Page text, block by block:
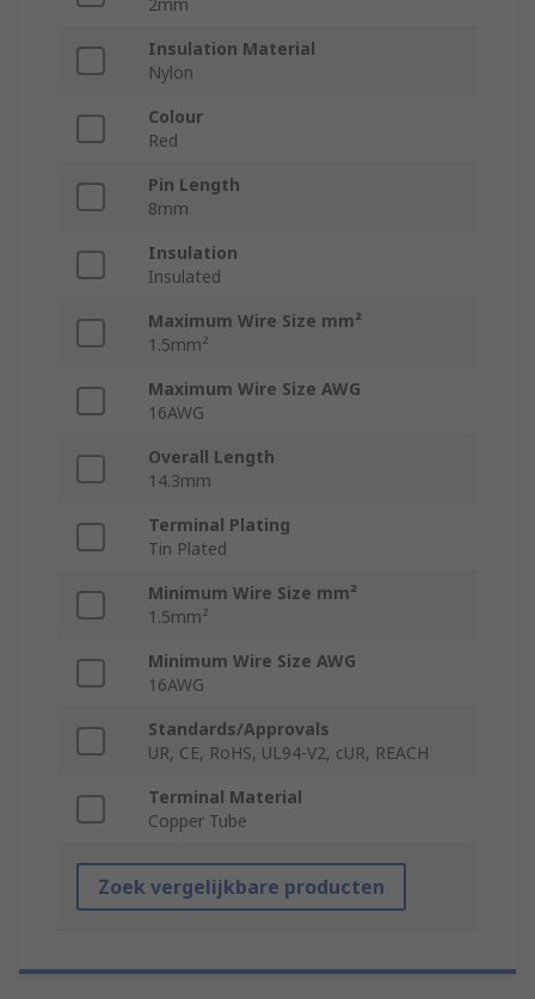
2mm
Insulation Material
Nylon
Colour
Red
Pin Length
8mm
Insulation
Insulated
Maximum Wire Size mm²
1.5mm²
Maximum Wire Size AWG
16AWG
Overall Length
14.3mm
Terminal Plating
Tin Plated
Minimum Wire Size mm²
1.5mm²
Minimum Wire Size AWG
16AWG
Standards/Approvals
UR, CE, RoHS, UL94-V2, cUR, REACH
Terminal Material
Copper Tube
Zoek vergelijkbare producten